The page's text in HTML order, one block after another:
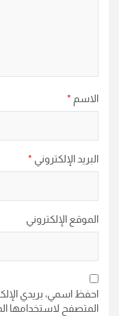
الاسم *
البريد الإلكتروني *
الموقع الإلكتروني
احفظ اسمي، بريدي
المتصفح لاستخدامها